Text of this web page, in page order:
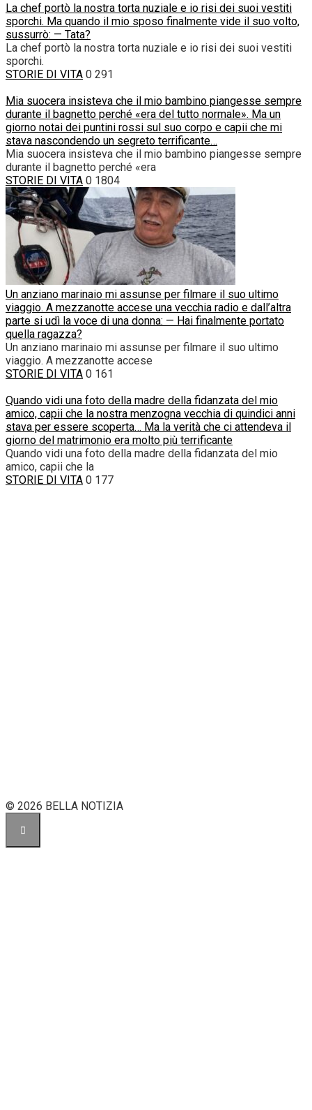
La chef portò la nostra torta nuziale e io risi dei suoi vestiti
sporchi. Ma quando il mio sposo finalmente vide il suo volto,
sussurrò: — Tata?
La chef portò la nostra torta nuziale e io risi dei suoi vestiti
sporchi.
STORIE DI VITA 0 291
Mia suocera insisteva che il mio bambino piangesse sempre
durante il bagnetto perché «era del tutto normale». Ma un
giorno notai dei puntini rossi sul suo corpo e capii che mi
stava nascondendo un segreto terrificante…
Mia suocera insisteva che il mio bambino piangesse sempre
durante il bagnetto perché «era
STORIE DI VITA 0 1804
Un anziano marinaio mi assunse per filmare il suo ultimo
viaggio. A mezzanotte accese una vecchia radio e dall’altra
parte si udì la voce di una donna: — Hai finalmente portato
quella ragazza?
Un anziano marinaio mi assunse per filmare il suo ultimo
viaggio. A mezzanotte accese
STORIE DI VITA 0 161
Quando vidi una foto della madre della fidanzata del mio
amico, capii che la nostra menzogna vecchia di quindici anni
stava per essere scoperta… Ma la verità che ci attendeva il
giorno del matrimonio era molto più terrificante
Quando vidi una foto della madre della fidanzata del mio
amico, capii che la
STORIE DI VITA 0 177
© 2026 BELLA NOTIZIA